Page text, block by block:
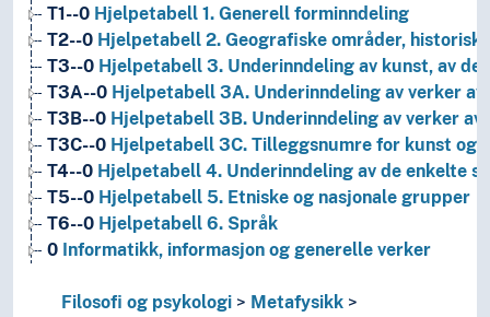
T1--0 Hjelpetabell 1. Generell forminndeling
T2--0 Hjelpetabell 2. Geografiske områder,
T3--0 Hjelpetabell 3. Underinndeling av kunst, av
T3A--0 Hjelpetabell 3A. Underinndeling av verker
T3B--0 Hjelpetabell 3B. Underinndeling av verker
T3C--0 Hjelpetabell 3C. Tilleggsnumre for kunst og
T4--0 Hjelpetabell 4. Underinndeling av de enkelte
T5--0 Hjelpetabell 5. Etniske og nasjonale grupper
T6--0 Hjelpetabell 6. Språk
0 Informatikk, informasjon og generelle verker
Litteratur
Filosofi og psykologi
Metafysikk